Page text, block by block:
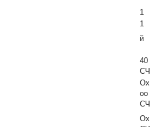
1
1
й
40
СЧ
Ox
oo
СЧ
Ox